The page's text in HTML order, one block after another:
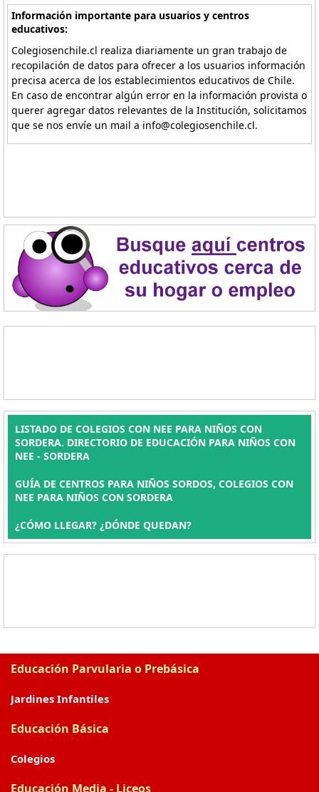
Información importante para usuarios y centros
educativos:
Colegiosenchile.cl realiza diariamente un gran trabajo de
recopilación de datos para ofrecer a los usuarios información
precisa acerca de los establecimientos educativos de Chile.
En caso de encontrar algún error en la información provista o
querer agregar datos relevantes de la Institución, solicitamos
que se nos envíe un mail a info@colegiosenchile.cl.
LISTADO DE COLEGIOS CON NEE PARA NIÑOS CON
SORDERA. DIRECTORIO DE EDUCACIÓN PARA NIÑOS CON
NEE - SORDERA
GUÍA DE CENTROS PARA NIÑOS SORDOS, COLEGIOS CON
NEE PARA NIÑOS CON SORDERA
¿CÓMO LLEGAR? ¿DÓNDE QUEDAN?
Educación Parvularia o Prebásica
Jardines Infantiles
Educación Básica
Colegios
Educación Media - Liceos